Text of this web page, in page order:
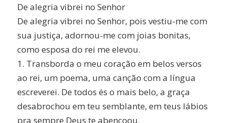
De alegria vibrei no Senhor
De alegria vibrei no Senhor, pois vestiu-me com
sua justiça, adornou-me com joias bonitas,
como esposa do rei me elevou.
1. Transborda o meu coração em belos versos
ao rei, um poema, uma canção com a língua
escreverei. De todos és o mais belo, a graça
desabrochou em teu semblante, em teus lábios
pra sempre Deus te abençoou.